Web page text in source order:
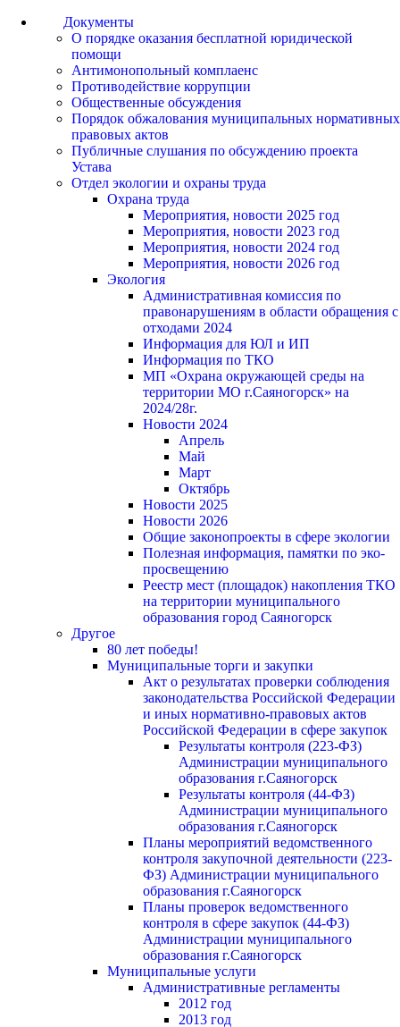
Документы
О порядке оказания бесплатной юридической
помощи
Антимонопольный комплаенс
Противодействие коррупции
Общественные обсуждения
Порядок обжалования муниципальных нормативных
правовых актов
Публичные слушания по обсуждению проекта
Устава
Отдел экологии и охраны труда
Охрана труда
Мероприятия, новости 2025 год
Мероприятия, новости 2023 год
Мероприятия, новости 2024 год
Мероприятия, новости 2026 год
Экология
Административная комиссия по
правонарушениям в области обращения с
отходами 2024
Информация для ЮЛ и ИП
Информация по ТКО
МП «Охрана окружающей среды на
территории МО г.Саяногорск» на
2024/28г.
Новости 2024
Апрель
Май
Март
Октябрь
Новости 2025
Новости 2026
Общие законопроекты в сфере экологии
Полезная информация, памятки по эко-
просвещению
Реестр мест (площадок) накопления ТКО
на территории муниципального
образования город Саяногорск
Другое
80 лет победы!
Муниципальные торги и закупки
Акт о результатах проверки соблюдения
законодательства Российской Федерации
и иных нормативно-правовых актов
Российской Федерации в сфере закупок
Результаты контроля (223-ФЗ)
Администрации муниципального
образования г.Саяногорск
Результаты контроля (44-ФЗ)
Администрации муниципального
образования г.Саяногорск
Планы мероприятий ведомственного
контроля закупочной деятельности (223-
ФЗ) Администрации муниципального
образования г.Саяногорск
Планы проверок ведомственного
контроля в сфере закупок (44-ФЗ)
Администрации муниципального
образования г.Саяногорск
Муниципальные услуги
Административные регламенты
2012 год
2013 год